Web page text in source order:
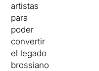
artistas
para
poder
convertir
el legado
brossiano